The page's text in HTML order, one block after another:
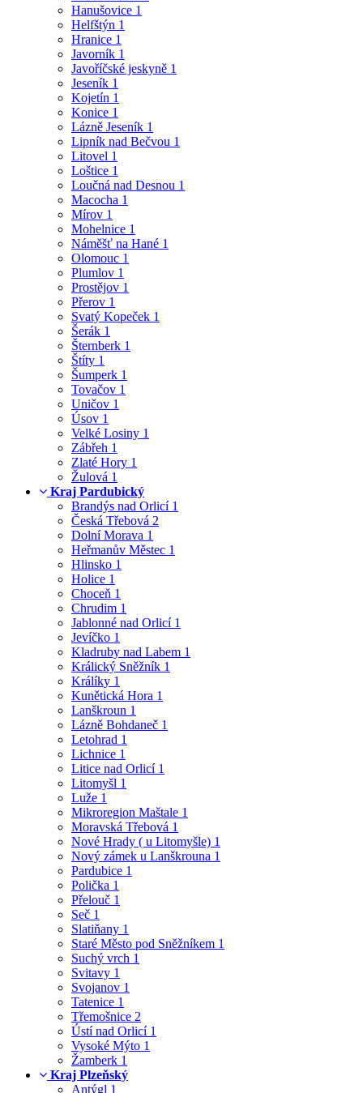
Hanušovice 1
Helfštýn 1
Hranice 1
Javorník 1
Javoříčské jeskyně 1
Jeseník 1
Kojetín 1
Konice 1
Lázně Jeseník 1
Lipník nad Bečvou 1
Litovel 1
Loštice 1
Loučná nad Desnou 1
Macocha 1
Mírov 1
Mohelnice 1
Náměšť na Hané 1
Olomouc 1
Plumlov 1
Prostějov 1
Přerov 1
Svatý Kopeček 1
Šerák 1
Šternberk 1
Štíty 1
Šumperk 1
Tovačov 1
Uničov 1
Úsov 1
Velké Losiny 1
Zábřeh 1
Zlaté Hory 1
Žulová 1
Kraj Pardubický
Brandýs nad Orlicí 1
Česká Třebová 2
Dolní Morava 1
Heřmanův Městec 1
Hlinsko 1
Holice 1
Choceň 1
Chrudim 1
Jablonné nad Orlicí 1
Jevíčko 1
Kladruby nad Labem 1
Králický Sněžník 1
Králíky 1
Kunětická Hora 1
Lanškroun 1
Lázně Bohdaneč 1
Letohrad 1
Lichnice 1
Litice nad Orlicí 1
Litomyšl 1
Luže 1
Mikroregion Maštale 1
Moravská Třebová 1
Nové Hrady ( u Litomyšle) 1
Nový zámek u Lanškrouna 1
Pardubice 1
Polička 1
Přelouč 1
Seč 1
Slatiňany 1
Staré Město pod Sněžníkem 1
Suchý vrch 1
Svitavy 1
Svojanov 1
Tatenice 1
Třemošnice 2
Ústí nad Orlicí 1
Vysoké Mýto 1
Žamberk 1
Kraj Plzeňský
Antýgl 1